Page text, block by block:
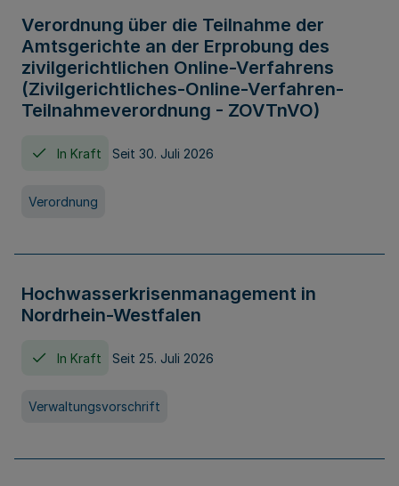
Verordnung über die Teilnahme der
Amtsgerichte an der Erprobung des
zivilgerichtlichen Online-Verfahrens
(Zivilgerichtliches-Online-Verfahren-
Teilnahmeverordnung - ZOVTnVO)
In Kraft Seit 30. Juli 2026
Verordnung
Hochwasserkrisenmanagement in
Nordrhein-Westfalen
In Kraft Seit 25. Juli 2026
Verwaltungsvorschrift